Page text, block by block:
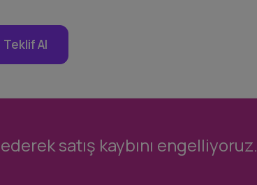
Teklif Al
satış kaybını engelliyoruz.